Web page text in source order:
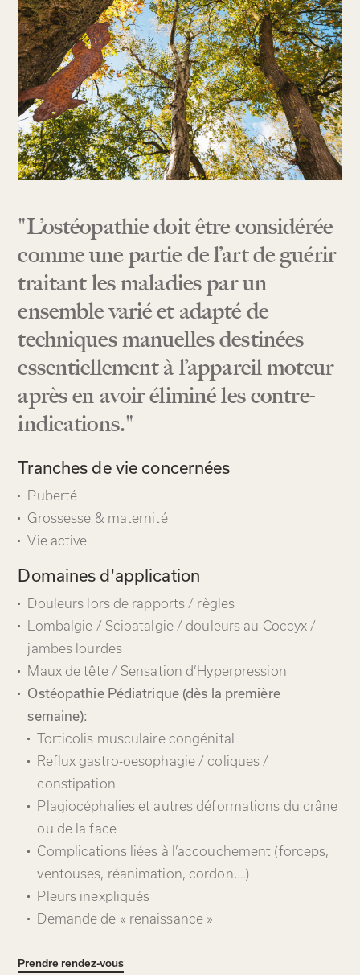
"L’ostéopathie doit être considérée
comme une partie de l’art de guérir
traitant les maladies par un
ensemble varié et adapté de
techniques manuelles destinées
essentiellement à l’appareil moteur
après en avoir éliminé les contre-
indications."
Tranches de vie concernées
Puberté
Grossesse & maternité
Vie active
Domaines d'application
Douleurs lors de rapports / règles
Lombalgie / Scioatalgie / douleurs au Coccyx /
jambes lourdes
Maux de tête / Sensation d’Hyperpression
Ostéopathie Pédiatrique (dès la première
semaine):
Torticolis musculaire congénital
Reflux gastro-oesophagie / coliques /
constipation
Plagiocéphalies et autres déformations du crâne
ou de la face
Complications liées à l’accouchement (forceps,
ventouses, réanimation, cordon,…)
Pleurs inexpliqués
Demande de « renaissance »
Prendre rendez-vous